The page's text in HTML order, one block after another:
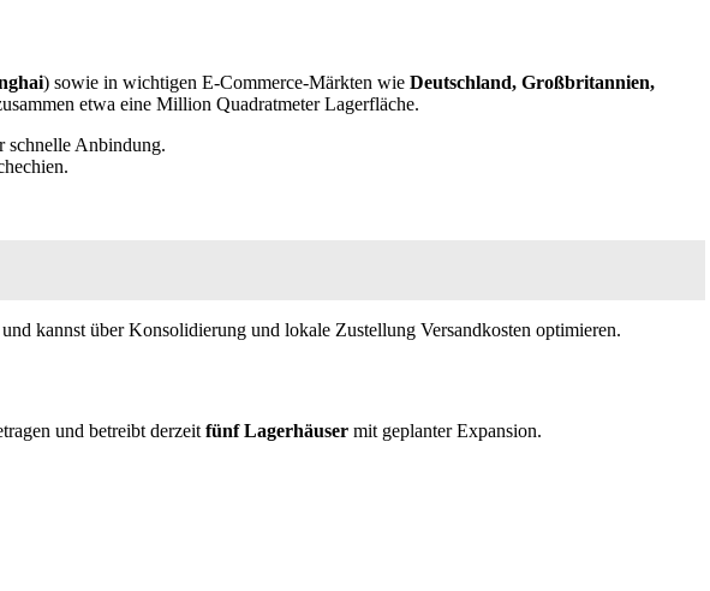
) sowie in wichtigen E-Commerce-Märkten wie Deutschland, Großbritannien,
etwa eine Million Quadratmeter Lagerfläche.
schnelle Anbindung.
kannst über Konsolidierung und lokale Zustellung Versandkosten optimieren.
und betreibt derzeitfünf Lagerhäuser mit geplanter Expansion.